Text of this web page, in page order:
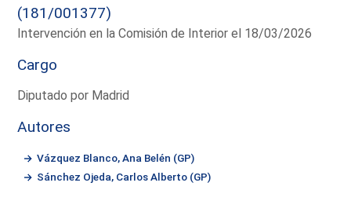
(181/001377)
Intervención en la Comisión de Interior el 18/03/2026
Cargo
Diputado por Madrid
Autores
Vázquez Blanco, Ana Belén (GP)
Sánchez Ojeda, Carlos Alberto (GP)